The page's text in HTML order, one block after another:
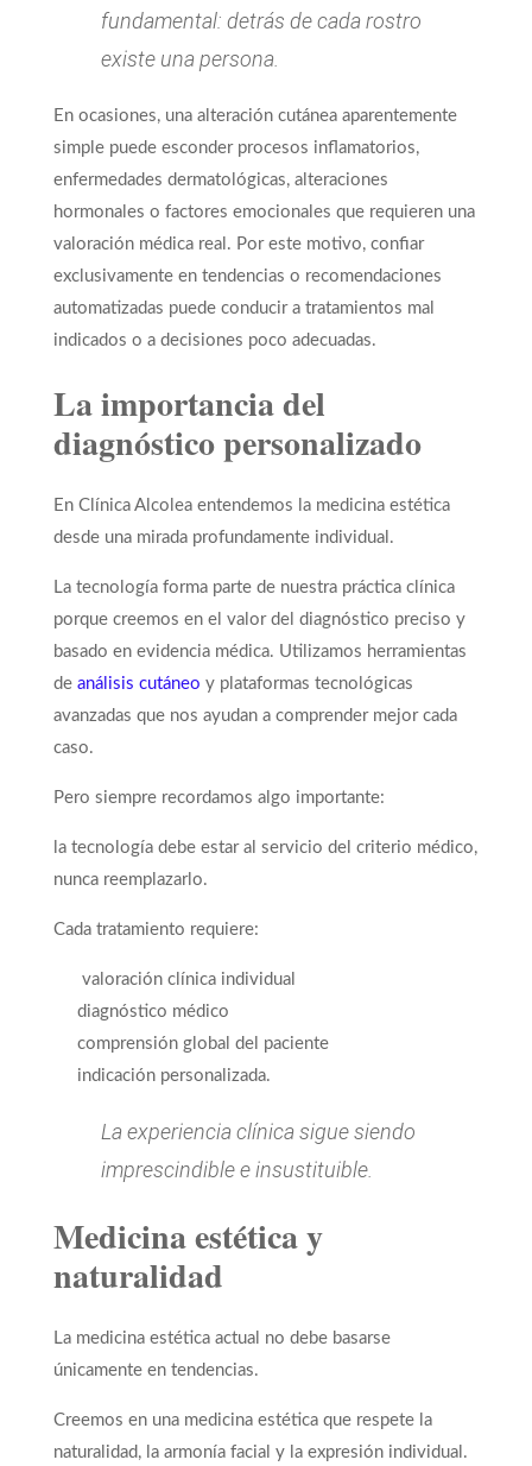
fundamental: detrás de cada rostro
existe una persona.
En ocasiones, una alteración cutánea aparentemente
simple puede esconder procesos inflamatorios,
enfermedades dermatológicas, alteraciones
hormonales o factores emocionales que requieren una
valoración médica real. Por este motivo, confiar
exclusivamente en tendencias o recomendaciones
automatizadas puede conducir a tratamientos mal
indicados o a decisiones poco adecuadas.
La importancia del
diagnóstico personalizado
En Clínica Alcolea entendemos la medicina estética
desde una mirada profundamente individual.
La tecnología forma parte de nuestra práctica clínica
porque creemos en el valor del diagnóstico preciso y
basado en evidencia médica. Utilizamos herramientas
deanálisis cutáneo y plataformas tecnológicas
avanzadas que nos ayudan a comprender mejor cada
caso.
Pero siempre recordamos algo importante:
la tecnología debe estar al servicio del criterio médico,
nunca reemplazarlo.
Cada tratamiento requiere:
valoración clínica individual
diagnóstico médico
comprensión global del paciente
indicación personalizada.
La experiencia clínica sigue siendo
imprescindible e insustituible.
Medicina estética y
naturalidad
La medicina estética actual no debe basarse
únicamente en tendencias.
Creemos en una medicina estética que respete la
naturalidad, la armonía facial y la expresión individual.